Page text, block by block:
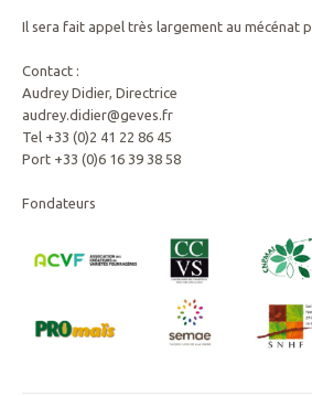
Il sera fait appel très largement au mécénat
Contact :
Audrey Didier, Directrice
audrey.didier@geves.fr
Tel +33 (0)2 41 22 86 45
Port +33 (0)6 16 39 38 58
Fondateurs